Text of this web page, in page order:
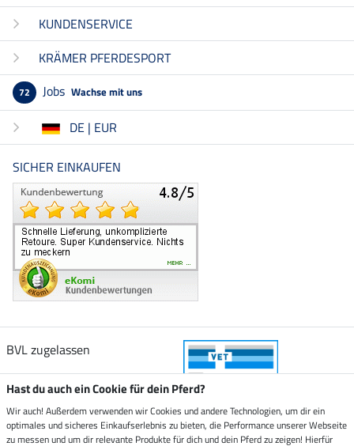
KUNDENSERVICE
KRÄMER PFERDESPORT
72 Jobs Wachse mit uns
DE | EUR
SICHER EINKAUFEN
BVL zugelassen
Zustellung durch
Hast du auch ein Cookie für dein Pferd?
Wir auch! Außerdem verwenden wir Cookies und andere Technologien, um dir ein
optimales und sicheres Einkaufserlebnis zu bieten, die Performance unserer Webseite
zu messen und um dir relevante Produkte für dich und dein Pferd zu zeigen! Hierfür